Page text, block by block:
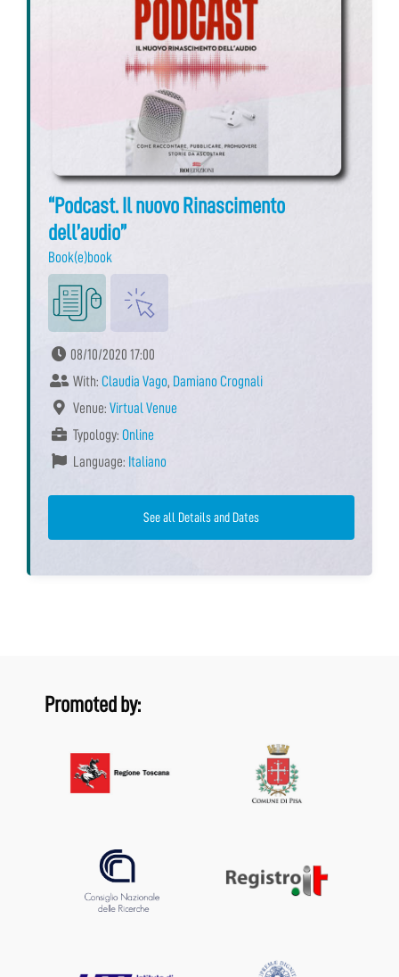
“Podcast. Il nuovo Rinascimento
dell’audio”
Book(e)book
08/10/2020 17:00
With: Claudia Vago, Damiano Crognali
Venue: Virtual Venue
Typology: Online
Language: Italiano
See all Details and Dates
Promoted by: